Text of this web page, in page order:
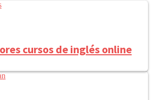
cursos de inglés online